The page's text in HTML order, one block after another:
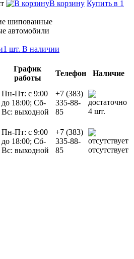
В корзину Купить в 1
шипованные
автомобили
1 шт. В наличии
График
работы
Телефон
Наличие
Пн-Пт: с 9:00
до 18:00; Сб-
Вс: выходной
+7 (383)
335-88-
85
4 шт.
Пн-Пт: с 9:00
до 18:00; Сб-
Вс: выходной
+7 (383)
335-88-
85
отсутствует